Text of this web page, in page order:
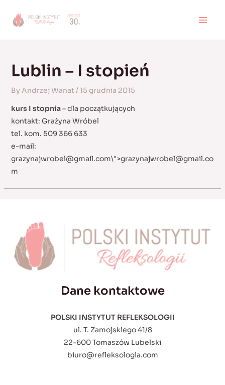
Lublin – I stopień
By Andrzej Wanat/15 grudnia 2015
kurs I stopnia– dla początkujących
kontakt: Grażyna Wróbel
tel. kom. 509 366 633
e-mail:
grazynajwrobel@gmail.com\">grazynajwrobel@gmail.co
m
Dane kontaktowe
POLSKI INSTYTUT REFLEKSOLOGII
ul. T. Zamojskiego 41/8
22-600 Tomaszów Lubelski
biuro@refleksologia.com